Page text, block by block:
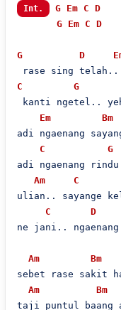
Int. G Em C D
G
Em C D
G D
C
G
kanti ngetel..
Em
Bm
adi ngaenang
C
G
adi ngaenang
Am
C
ulian.. sayange
C
D
ne jani..
Am Bm
sebet rase sakit
Am
Bm